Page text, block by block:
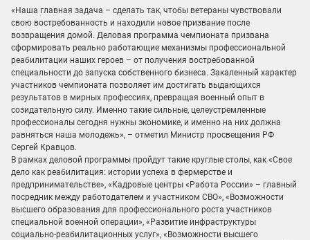
«Наша главная задача – сделать так, чтобы ветераны чувствовали
свою востребованность и находили новое призвание после
возвращения домой. Деловая программа чемпионата призвана
сформировать реально работающие механизмы профессиональной
реабилитации наших героев – от получения востребованной
специальности до запуска собственного бизнеса. Закаленный характер
участников чемпионата позволяет им достигать выдающихся
результатов в мирных профессиях, превращая военный опыт в
созидательную силу. Именно такие сильные, целеустремленные
профессионалы сегодня нужны экономике, и именно на них должна
равняться наша молодежь», – отметил Министр просвещения РФ
Сергей Кравцов.
В рамках деловой программы пройдут такие круглые столы, как «Свое
дело как реабилитация: истории успеха в фермерстве и
предпринимательстве», «Кадровые центры «Работа России» – главный
посредник между работодателем и участником СВО», «Возможности
высшего образования для профессионального роста участников
специальной военной операции», «Развитие инфраструктуры
социально-реабилитационных услуг», «Возможности высшего